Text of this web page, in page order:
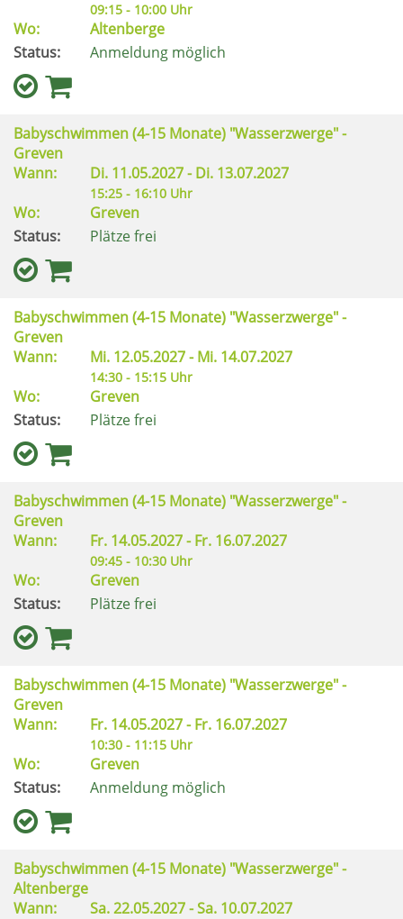
09:15 - 10:00 Uhr
Wo:
Altenberge
Status:
Anmeldung möglich
Babyschwimmen (4-15 Monate) "Wasserzwerge" -
Greven
Wann:
Di. 11.05.2027 -Di. 13.07.2027
15:25 - 16:10 Uhr
Wo:
Greven
Status:
Plätze frei
Babyschwimmen (4-15 Monate) "Wasserzwerge" -
Greven
Wann:
Mi. 12.05.2027 -Mi. 14.07.2027
14:30 - 15:15 Uhr
Wo:
Greven
Status:
Plätze frei
Babyschwimmen (4-15 Monate) "Wasserzwerge" -
Greven
Wann:
Fr. 14.05.2027 -Fr. 16.07.2027
09:45 - 10:30 Uhr
Wo:
Greven
Status:
Plätze frei
Babyschwimmen (4-15 Monate) "Wasserzwerge" -
Greven
Wann:
Fr. 14.05.2027 -Fr. 16.07.2027
10:30 - 11:15 Uhr
Wo:
Greven
Status:
Anmeldung möglich
Babyschwimmen (4-15 Monate) "Wasserzwerge" -
Altenberge
Wann:
Sa.22.05.2027 -Sa. 10.07.2027